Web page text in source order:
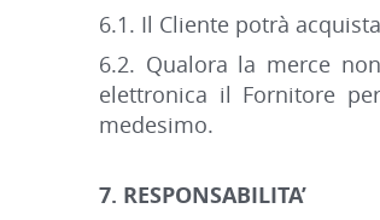
6.1. Il Cliente potrà
6.2. Qualora la merce
elettronica il Fornitore
medesimo.
7. RESPONSABILITA’